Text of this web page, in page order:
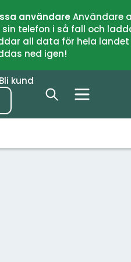
användareAnvändare
telefon i så fall och
all data för hela
ned igen!
Bli kund